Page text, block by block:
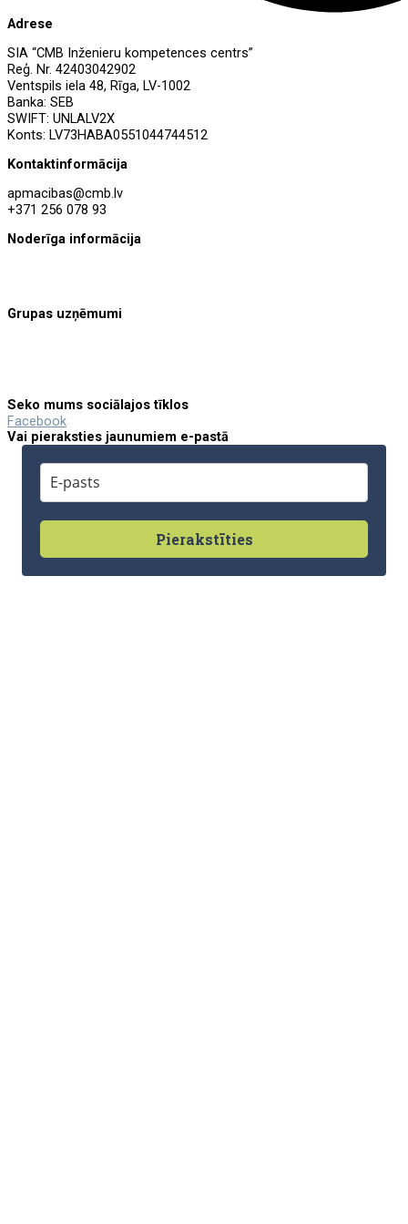
Adrese
SIA “CMB Inženieru kompetences centrs”
Reģ. Nr. 42403042902
Ventspils iela 48, Rīga, LV-1002
Banka: SEB
SWIFT: UNLALV2X
Konts: LV73HABA0551044744512
Kontaktinformācija
apmacibas@cmb.lv
+371 256 078 93
Noderīga informācija
Grupas uzņēmumi
Seko mums sociālajos tīklos
Facebook
Vai pieraksties jaunumiem e-pastā
Pierakstīties